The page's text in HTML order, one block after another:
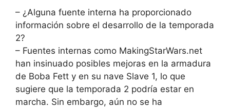
– ¿Alguna fuente interna ha proporcionado
información sobre el desarrollo de la temporada
2?
– Fuentes internas como MakingStarWars.net
han insinuado posibles mejoras en la armadura
de Boba Fett y en su nave Slave 1, lo que
sugiere que la temporada 2 podría estar en
marcha. Sin embargo, aún no se ha